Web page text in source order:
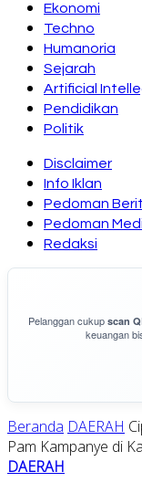
Ekonomi
Techno
Humanoria
Sejarah
Artificial
Pendidikan
Politik
Disclaimer
Info Iklan
Pedoman
Pedoman
Redaksi
Pelanggan cukup scan
keuangan
Beranda DAERAH
Pam Kampanye di
DAERAH